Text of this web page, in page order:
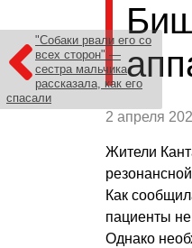
"Собаки рвали его со
всех сторон" —
сестра мальчика
рассказала, как его
спасали
2 апреля
Жители
Как
пациенты
Однако